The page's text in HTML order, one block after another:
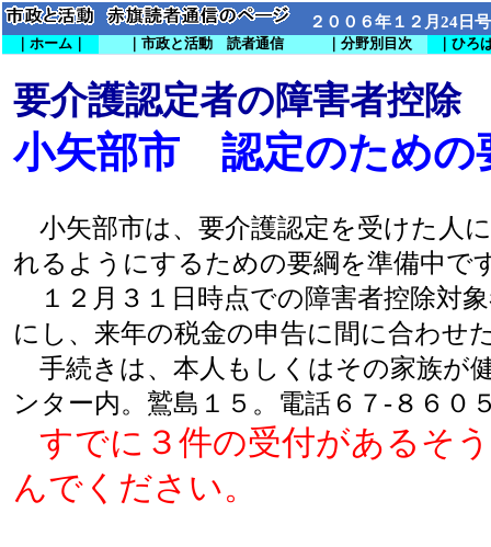
２００６年１２月24日号
｜ホーム｜ ｜市政と活動 読者通信 ｜分野別目次 ｜ひろ
要介護認定者の障害者控除
小矢部市 認定のための
小矢部市は、要介護認定を受けた人
れるようにするための要綱を準備中で
１２月３１日時点での障害者控除対
にし、来年の税金の申告に間に合わせ
手続きは、本人もしくはその家族が
ンター内。鷲島１５。電話６７-８６０
すでに３件の受付があるそ
んでください。